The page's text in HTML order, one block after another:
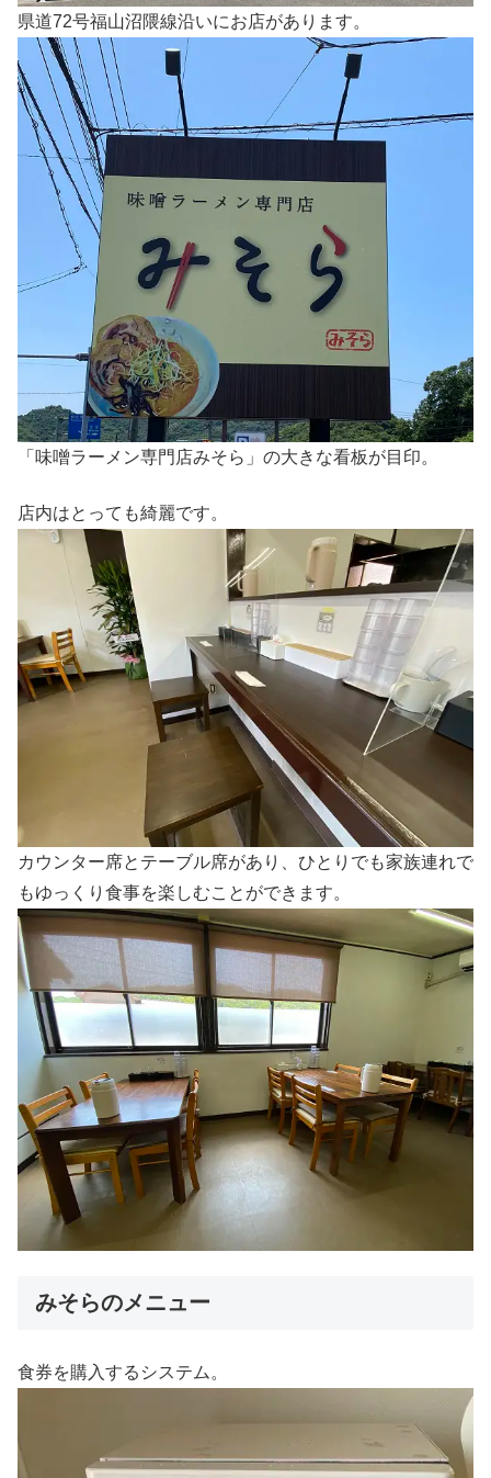
県道72号福山沼隈線沿いにお店があります。
「味噌ラーメン専門店みそら」の大きな看板が目印。
店内はとっても綺麗です。
カウンター席とテーブル席があり、ひとりでも家族連れで
もゆっくり食事を楽しむことができます。
みそらのメニュー
食券を購入するシステム。